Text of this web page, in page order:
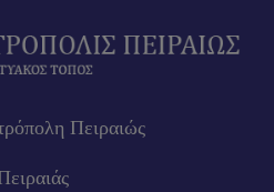
Πειραιώς